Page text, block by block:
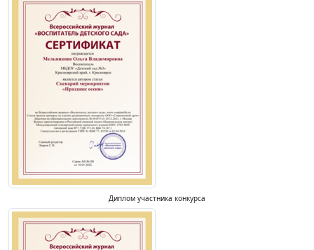
Диплом участника конкурса